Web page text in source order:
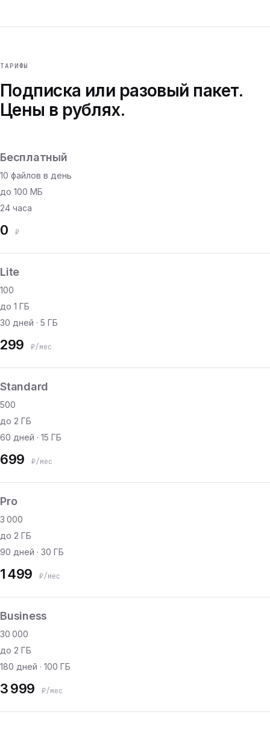
ТАРИФЫ
Подписка или разовый пакет.
Цены в рублях.
Бесплатный
10 файлов в день
до 100 МБ
24 часа
0 ₽
Lite
100
до 1 ГБ
30 дней · 5 ГБ
299 ₽/мес
Standard
500
до 2 ГБ
60 дней · 15 ГБ
699 ₽/мес
Pro
3 000
до 2 ГБ
90 дней · 30 ГБ
1 499 ₽/мес
Business
30 000
до 2 ГБ
180 дней · 100 ГБ
3 999 ₽/мес